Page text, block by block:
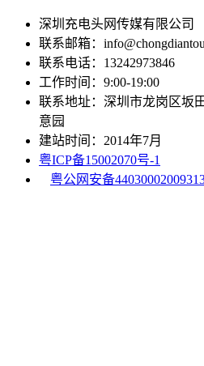
深圳充电头网传媒有限公司
联系邮箱：
联系电话：13242973846
工作时间：9:00-19:00
联系地址：深圳市龙岗区坂
意园
建站时间：2014年7月
粤ICP备15002070号-1
粤公网安备